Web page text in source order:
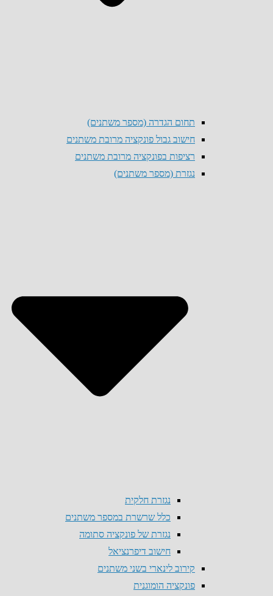
תחום הגדרה (מספר משתנים)
חישוב גבול פונקציה מרובת משתנים
רציפות בפונקציה מרובת משתנים
נגזרת (מספר משתנים)
נגזרת חלקית
כלל שרשרת במספר משתנים
נגזרת של פונקציה סתומה
חישוב דיפרנציאל
קירוב לינארי בשני משתנים
פונקציה הומוגנית